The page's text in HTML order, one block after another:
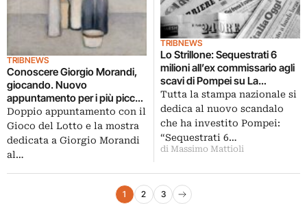
TRIBNEWS
Conoscere Giorgio Morandi,
giocando. Nuovo
appuntamento per i più piccoli
con il Gioco del Lotto e la
grande mostra romana al
Vittoriano
Doppio appuntamento con il
Gioco del Lotto e la mostra
dedicata a Giorgio Morandi
al…
TRIBNEWS
Lo Strillone: Sequestrati 6
milioni all’ex commissario agli
scavi di Pompei su La
Repubblica. E poi San
Cristoforo, Vittoriano…
Tutta la stampa nazionale si
dedica al nuovo scandalo
che ha investito Pompei:
“Sequestrati 6…
di Massimo Mattioli
Paginazione degli articoli
1 2 3
Pagina successiva